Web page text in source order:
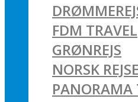
FDM TRAVEL
GRØNREJS
NORSK
PANORAMA